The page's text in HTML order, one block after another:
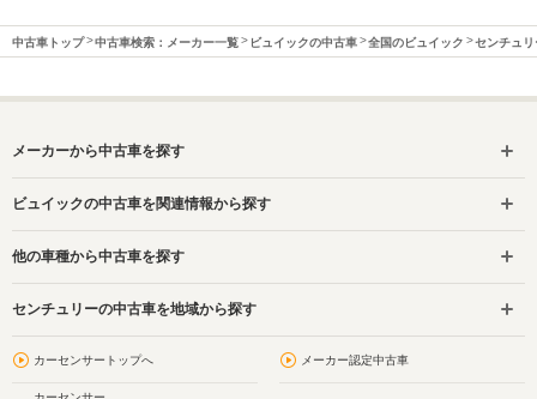
中古車トップ 中古車検索：メーカー一覧 ビュイックの中古車 全国のビュイック センチュ
メーカーから中古車を探す
ビュイックの中古車を関連情報から探す
他の車種から中古車を探す
センチュリーの中古車を地域から探す
カーセンサートップへ メーカー認定中古車